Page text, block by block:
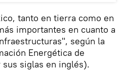
tanto en tierra como en
importantes en cuanto a
según la
Energética de
sus siglas en inglés).